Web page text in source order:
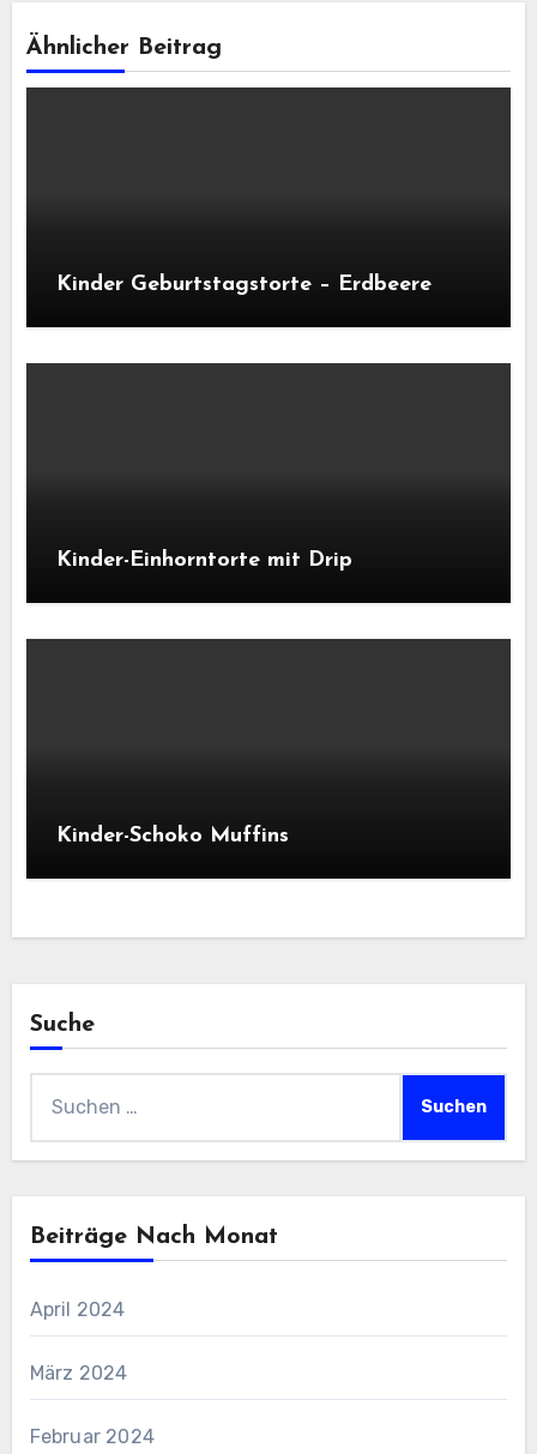
Ähnlicher Beitrag
Kinder Geburtstagstorte – Erdbeere
Kinder-Einhorntorte mit Drip
Kinder-Schoko Muffins
Suche
nach:
Beiträge Nach Monat
April 2024
März 2024
Februar 2024